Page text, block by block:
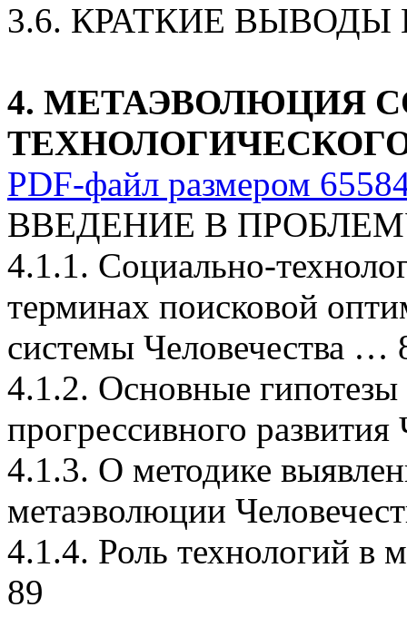
3.6. КРАТКИЕ ВЫВОДЫ
4. МЕТАЭВОЛЮЦИЯ
PDF-файл размером
ВВЕДЕНИЕ В
4.1.1. Социально-
терминах поисковой
системы Человечества …
4.1.2. Основные гипотезы
прогрессивного
4.1.3. О методике
метаэволюции
4.1.4. Роль технологий в
89